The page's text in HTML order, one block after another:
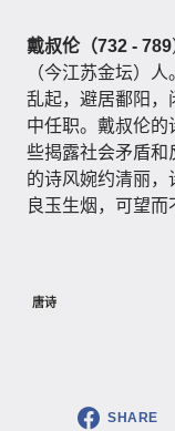
戴叔伦（732 - 789
（今江苏金坛）
乱起，避居鄱阳，
中任职。戴叔伦
些揭露社会矛盾和
的诗风婉约清丽，
良玉生烟，可望而
唐诗
SHARE